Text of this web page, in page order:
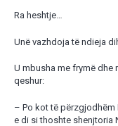
Ra heshtje…
Unë vazhdoja të ndieja
U mbusha me frymë dhe
qeshur:
– Po kot të përzgjodhëm
e di si thoshte shenjtoria